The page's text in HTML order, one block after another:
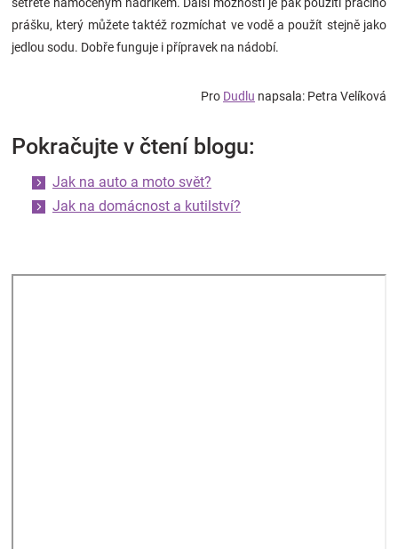
prášku, který můžete taktéž rozmíchat ve vodě a použít stejně jako
jedlou sodu. Dobře funguje i přípravek na nádobí.
Pro Dudlu napsala: Petra Velíková
Pokračujte v čtení blogu:
Jak na auto a moto svět?
Jak na domácnost a kutilství?